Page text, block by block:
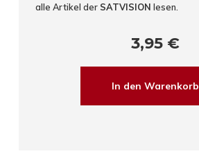
alle Artikel der SATVISION lesen.
3,95 €
In den Warenkorb